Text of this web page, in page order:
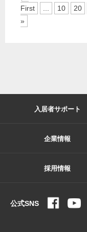
First
10 20
»
入居者サポート
企業情報
採用情報
公式SNS